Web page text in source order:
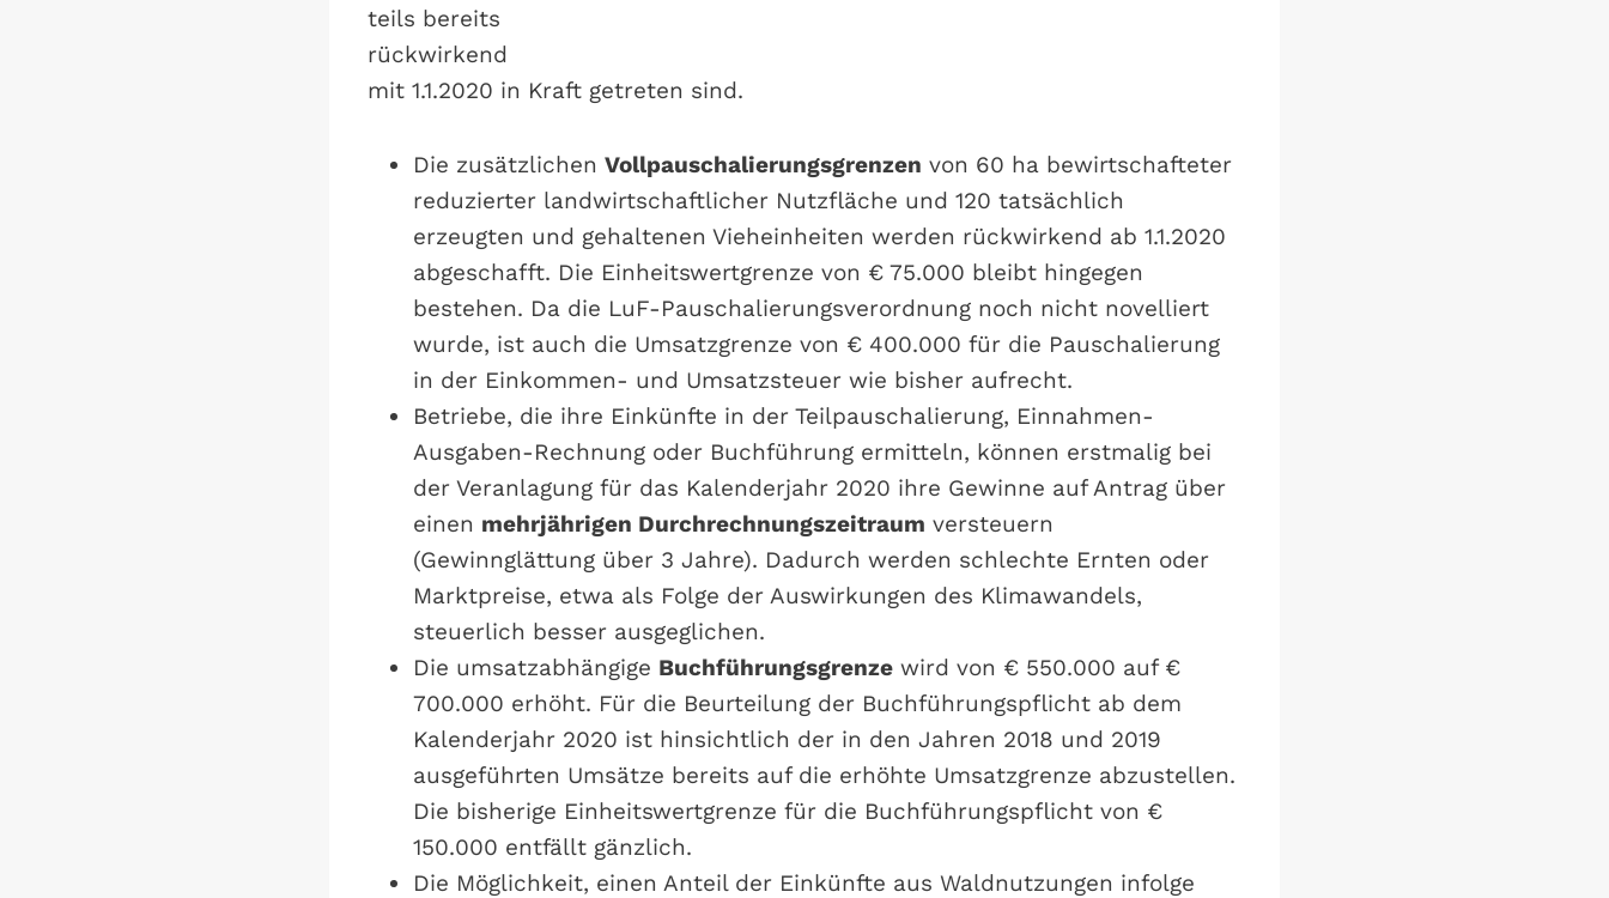
teils bereits
rückwirkend
mit 1.1.2020 in Kraft getreten sind.
Die zusätzlichen Vollpauschalierungsgrenzen von 60 ha bewirtschafteter
reduzierter landwirtschaftlicher Nutzfläche und 120 tatsächlich
erzeugten und gehaltenen Vieheinheiten werden rückwirkend ab 1.1.2020
abgeschafft. Die Einheitswertgrenze von € 75.000 bleibt hingegen
bestehen. Da die LuF-Pauschalierungsverordnung noch nicht novelliert
wurde, ist auch die Umsatzgrenze von € 400.000 für die Pauschalierung
in der Einkommen- und Umsatzsteuer wie bisher aufrecht.
Betriebe, die ihre Einkünfte in der Teilpauschalierung, Einnahmen-
Ausgaben-Rechnung oder Buchführung ermitteln, können erstmalig bei
der Veranlagung für das Kalenderjahr 2020 ihre Gewinne auf Antrag über
einen mehrjährigen Durchrechnungszeitraum versteuern
(Gewinnglättung über 3 Jahre). Dadurch werden schlechte Ernten oder
Marktpreise, etwa als Folge der Auswirkungen des Klimawandels,
steuerlich besser ausgeglichen.
Die umsatzabhängige Buchführungsgrenze wird von € 550.000 auf €
700.000 erhöht. Für die Beurteilung der Buchführungspflicht ab dem
Kalenderjahr 2020 ist hinsichtlich der in den Jahren 2018 und 2019
ausgeführten Umsätze bereits auf die erhöhte Umsatzgrenze abzustellen.
Die bisherige Einheitswertgrenze für die Buchführungspflicht von €
150.000 entfällt gänzlich.
Die Möglichkeit, einen Anteil der Einkünfte aus Waldnutzungen infolge